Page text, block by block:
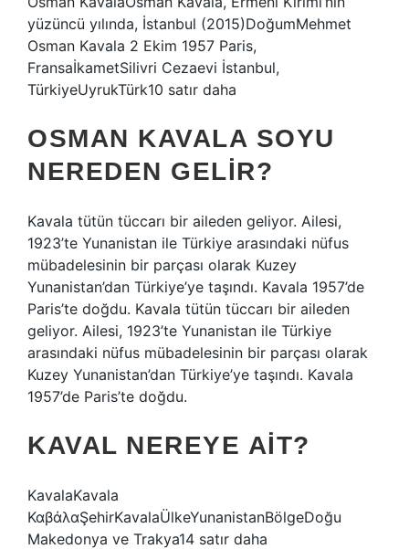
yüzüncü yılında, İstanbul (2015)DoğumMehmet
Osman Kavala 2 Ekim 1957 Paris,
FransaİkametSilivri Cezaevi İstanbul,
TürkiyeUyrukTürk10 satır daha
OSMAN KAVALA SOYU
NEREDEN GELIR?
Kavala tütün tüccarı bir aileden geliyor. Ailesi,
1923’te Yunanistan ile Türkiye arasındaki nüfus
mübadelesinin bir parçası olarak Kuzey
Yunanistan’dan Türkiye’ye taşındı. Kavala 1957’de
Paris’te doğdu. Kavala tütün tüccarı bir aileden
geliyor. Ailesi, 1923’te Yunanistan ile Türkiye
arasındaki nüfus mübadelesinin bir parçası olarak
Kuzey Yunanistan’dan Türkiye’ye taşındı. Kavala
1957’de Paris’te doğdu.
KAVAL NEREYE AIT?
KavalaKavala
ΚαβάλαŞehirKavalaÜlkeYunanistanBölgeDoğu
Makedonya ve Trakya14 satır daha